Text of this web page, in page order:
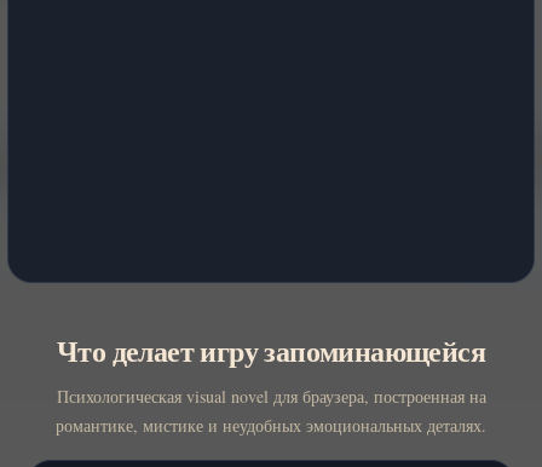
Что делает игру запоминающейся
Психологическая visual novel для браузера, построенная на
романтике, мистике и неудобных эмоциональных деталях.